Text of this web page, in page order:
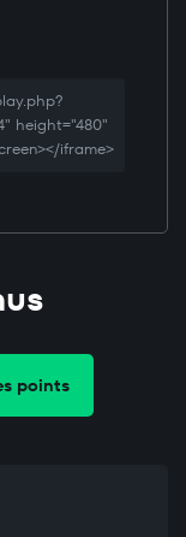
height="480"
iframe>
points